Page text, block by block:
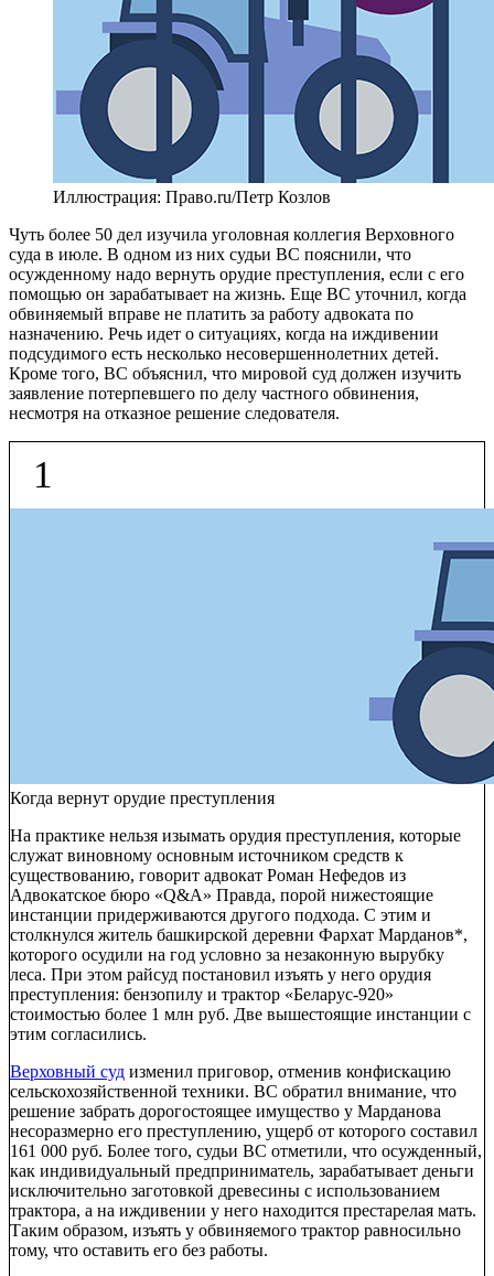
Иллюстрация: Право.ru/Петр Козлов
Чуть более 50 дел изучила уголовная коллегия Верховного
суда в июле. В одном из них судьи ВС пояснили, что
осужденному надо вернуть орудие преступления, если с его
помощью он зарабатывает на жизнь. Еще ВС уточнил, когда
обвиняемый вправе не платить за работу адвоката по
назначению. Речь идет о ситуациях, когда на иждивении
подсудимого есть несколько несовершеннолетних детей.
Кроме того, ВС объяснил, что мировой суд должен изучить
заявление потерпевшего по делу частного обвинения,
несмотря на отказное решение следователя.
1
Когда вернут орудие преступления
На практике нельзя изымать орудия преступления, которые
служат виновному основным источником средств к
существованию, говорит адвокат Роман Нефедов из
Адвокатское бюро «Q&A» Правда, порой нижестоящие
инстанции придерживаются другого подхода. С этим и
столкнулся житель башкирской деревни Фархат Марданов*,
которого осудили на год условно за незаконную вырубку
леса. При этом райсуд постановил изъять у него орудия
преступления: бензопилу и трактор «Беларус-920»
стоимостью более 1 млн руб. Две вышестоящие инстанции с
этим согласились.
Верховный суд изменил приговор, отменив конфискацию
сельскохозяйственной техники. ВС обратил внимание, что
решение забрать дорогостоящее имущество у Марданова
несоразмерно его преступлению, ущерб от которого составил
161 000 руб. Более того, судьи ВС отметили, что осужденный,
как индивидуальный предприниматель, зарабатывает деньги
исключительно заготовкой древесины с использованием
трактора, а на иждивении у него находится престарелая мать.
Таким образом, изъять у обвиняемого трактор равносильно
тому, что оставить его без работы.